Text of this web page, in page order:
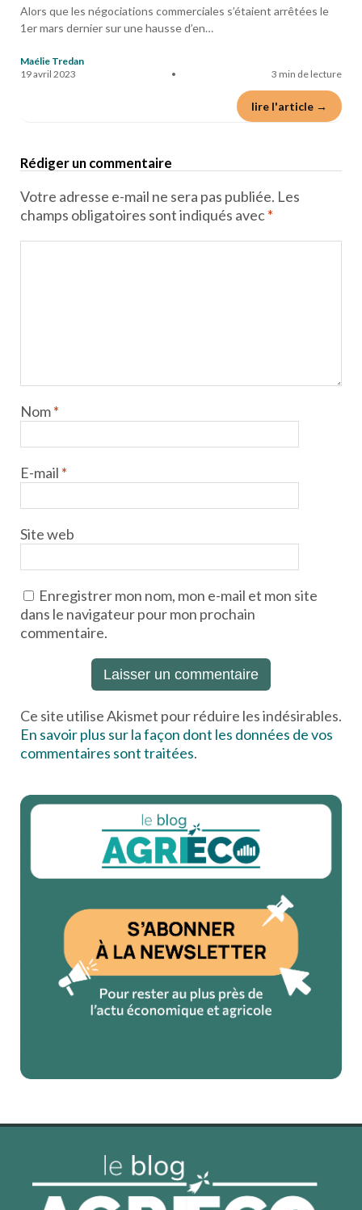
Alors que les négociations commerciales s’étaient arrêtées le
1er mars dernier sur une hausse d’en…
Maélie Tredan
19 avril 2023
• 3 min de lecture
lire l'article →
Rédiger un commentaire
Votre adresse e-mail ne sera pas publiée. Les
champs obligatoires sont indiqués avec*
Nom*
E-mail *
Site web
Enregistrer mon nom, mon e-mail et mon site
dans le navigateur pour mon prochain
commentaire.
Ce site utilise Akismet pour réduire les indésirables.
En savoir plus sur la façon dont les données de vos
commentaires sont traitées.